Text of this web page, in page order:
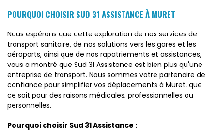
POURQUOI CHOISIR SUD 31 ASSISTANCE À MURET
Nous espérons que cette exploration de nos services de
transport sanitaire, de nos solutions vers les gares et les
aéroports, ainsi que de nos rapatriements et assistances,
vous a montré que Sud 31 Assistance est bien plus qu'une
entreprise de transport. Nous sommes votre partenaire de
confiance pour simplifier vos déplacements à Muret, que
ce soit pour des raisons médicales, professionnelles ou
personnelles.
Pourquoi choisir Sud 31 Assistance :